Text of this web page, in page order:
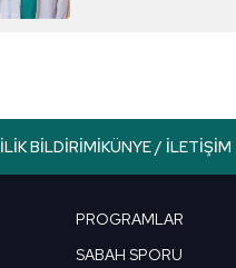
BILDIRIMIKÜNYE / İLETIŞIM
PROGRAMLAR
SABAH SPORU